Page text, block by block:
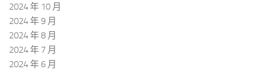
2024 年 10 月
2024 年 9 月
2024 年 8 月
2024 年 7 月
2024 年 6 月